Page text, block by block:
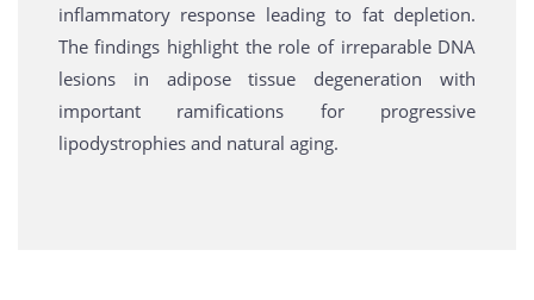
inflammatory response leading to fat depletion.
The findings highlight the role of irreparable DNA
lesions in adipose tissue degeneration with
important ramifications for progressive
lipodystrophies and natural aging.